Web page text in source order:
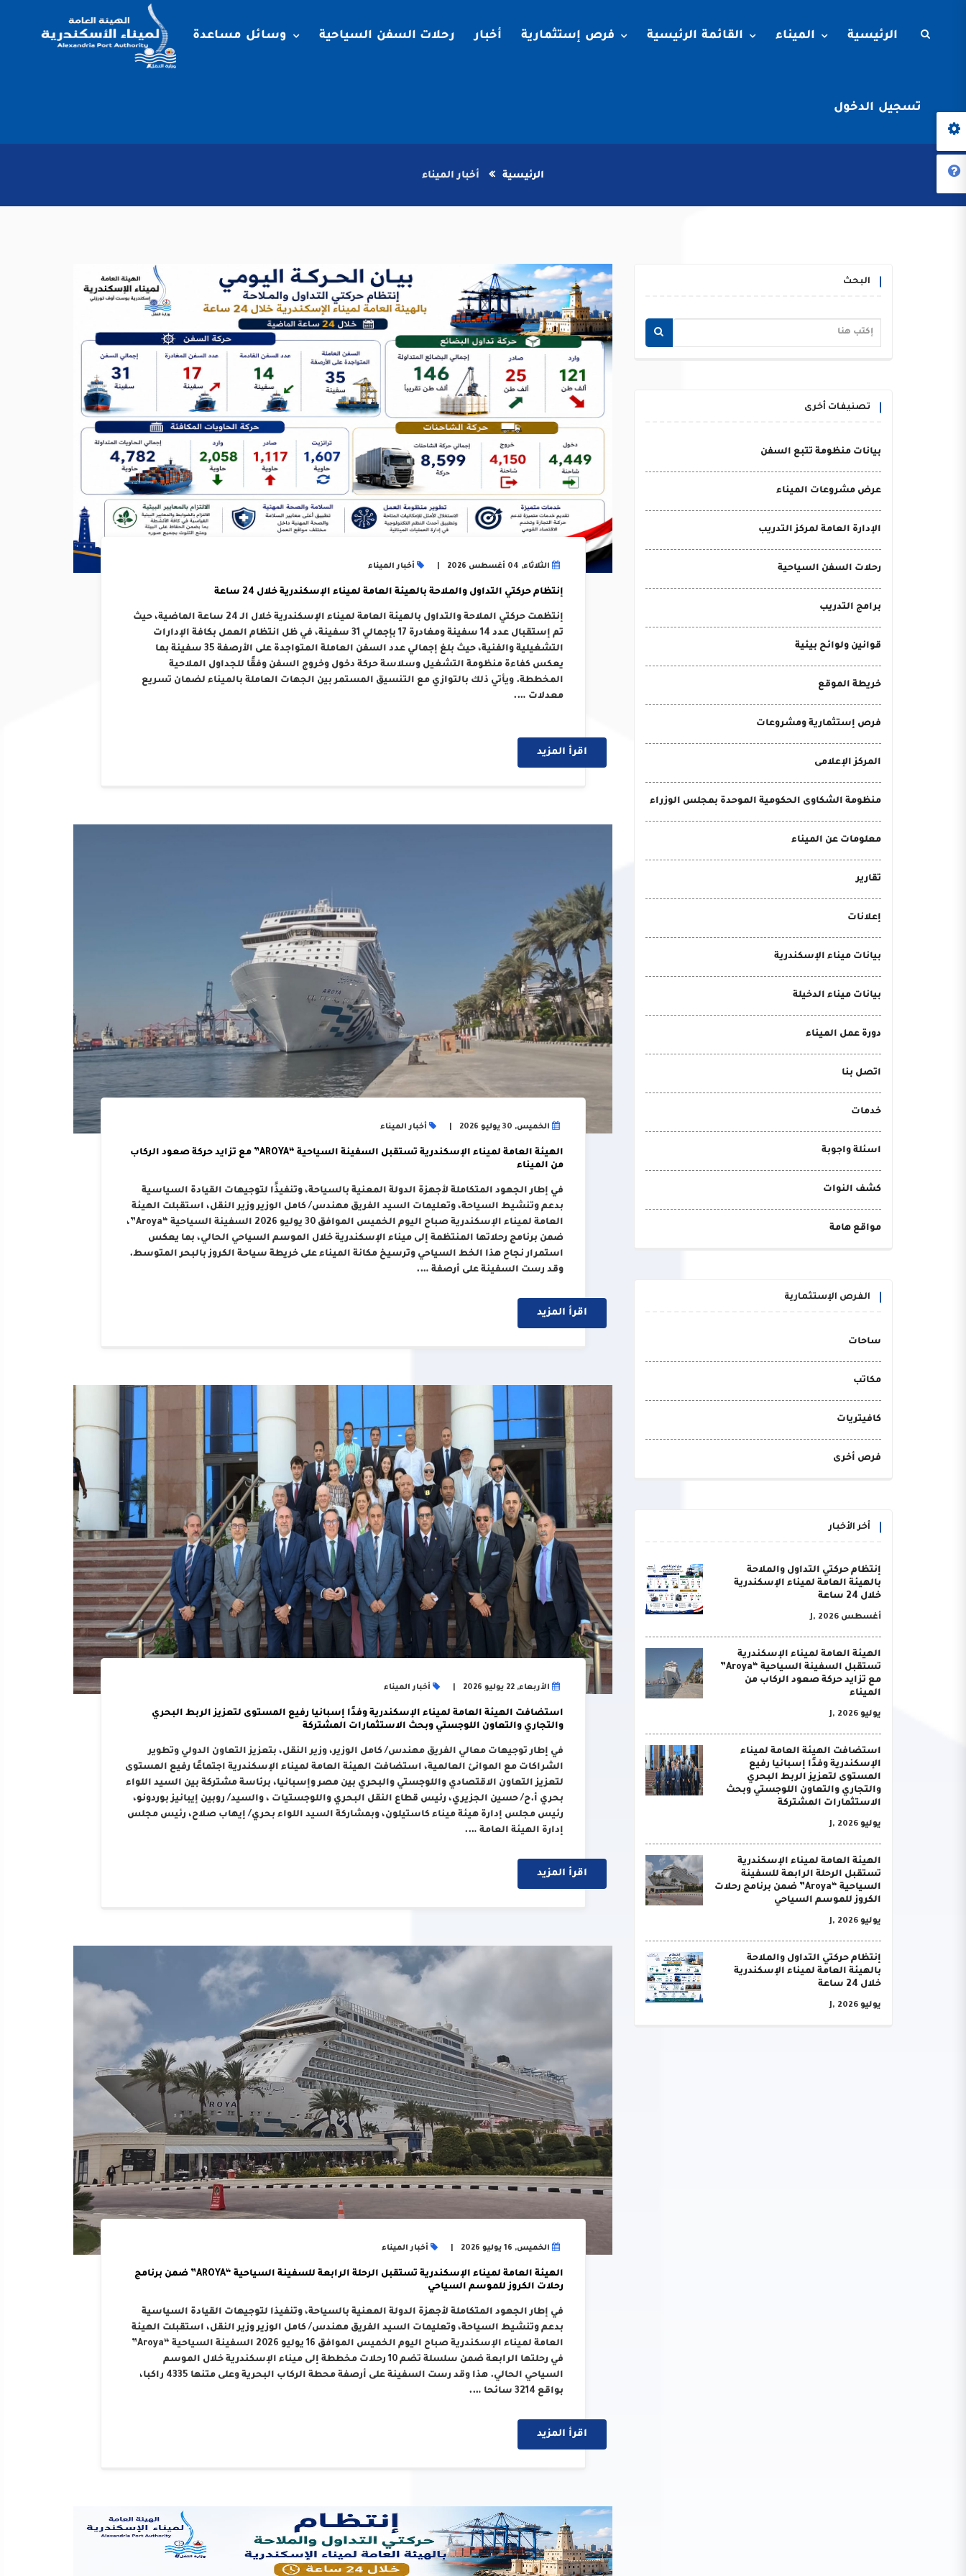
الرئيسية الميناء القائمة الرئيسية فرص إستثمارية أخبار رحلات السفن السياحية وسائل مساعدة
تسجيل الدخول
الرئيسية أخبار الميناء
البحث
تصنيفات أخرى
بيانات منظومة تتبع السفن
عرض مشروعات الميناء
الإدارة العامة لمركز التدريب
رحلات السفن السياحية
برامج التدريب
قوانين ولوائح بيئية
خريطة الموقع
فرص إستثمارية ومشروعات
المركز الإعلامى
منظومة الشكاوى الحكومية الموحدة بمجلس الوزراء
معلومات عن الميناء
تقارير
إعلانات
بيانات ميناء الإسكندرية
بيانات ميناء الدخيلة
دورة عمل الميناء
اتصل بنا
خدمات
اسئلة واجوبة
كشف النوات
مواقع هامة
الفرص الإستثمارية
ساحات
مكاتب
كافيتريات
فرص أخرى
أخر الأخبار
إنتظام حركتي التداول والملاحة
بالهيئة العامة لميناء الإسكندرية
خلال 24 ساعة
أغسطس J, 2026
الهيئة العامة لميناء الإسكندرية
تستقبل السفينة السياحية “Aroya”
مع تزايد حركة صعود الركاب من
الميناء
يوليو J, 2026
استضافت الهيئة العامة لميناء
الإسكندرية وفدًا إسبانيا رفيع
المستوى لتعزيز الربط البحري
والتجاري والتعاون اللوجستي وبحث
الاستثمارات المشتركة
يوليو J, 2026
الهيئة العامة لميناء الإسكندرية
تستقبل الرحلة الرابعة للسفينة
السياحية “Aroya” ضمن برنامج رحلات
الكروز للموسم السياحي
يوليو J, 2026
إنتظام حركتي التداول والملاحة
بالهيئة العامة لميناء الإسكندرية
خلال 24 ساعة
يوليو J, 2026
الثلاثاء, 04 أغسطس 2026 أخبار الميناء
إنتظام حركتي التداول والملاحة بالهيئة العامة لميناء الإسكندرية خلال 24 ساعة
إنتظمت حركتي الملاحة والتداول بالهيئة العامة لميناء الإسكندرية خلال الـ 24 ساعة الماضية، حيث
تم إستقبال عدد 14 سفينة ومغادرة 17 بإجمالي 31 سفينة، في ظل انتظام العمل بكافة الإدارات
التشغيلية والفنية، حيث بلغ إجمالي عدد السفن العاملة المتواجدة على الأرصفة 35 سفينة بما
يعكس كفاءة منظومة التشغيل وسلاسة حركة دخول وخروج السفن وفقًا للجداول الملاحية
المخططة. ويأتي ذلك بالتوازي مع التنسيق المستمر بين الجهات العاملة بالميناء لضمان تسريع
معدلات ….
اقرأ المزيد
الخميس, 30 يوليو 2026 أخبار الميناء
الهيئة العامة لميناء الإسكندرية تستقبل السفينة السياحية “AROYA” مع تزايد حركة صعود الركاب
من الميناء
في إطار الجهود المتكاملة لأجهزة الدولة المعنية بالسياحة، وتنفيذًا لتوجيهات القيادة السياسية
بدعم وتنشيط السياحة، وتعليمات السيد الفريق مهندس/ كامل الوزير وزير النقل، استقبلت الهيئة
العامة لميناء الإسكندرية صباح اليوم الخميس الموافق 30 يوليو 2026 السفينة السياحية “Aroya”،
ضمن برنامج رحلاتها المنتظمة إلى ميناء الإسكندرية خلال الموسم السياحي الحالي، بما يعكس
استمرار نجاح هذا الخط السياحي وترسيخ مكانة الميناء على خريطة سياحة الكروز بالبحر المتوسط.
وقد رست السفينة على أرصفة ….
اقرأ المزيد
الأربعاء, 22 يوليو 2026 أخبار الميناء
استضافت الهيئة العامة لميناء الإسكندرية وفدًا إسبانيا رفيع المستوى لتعزيز الربط البحري
والتجاري والتعاون اللوجستي وبحث الاستثمارات المشتركة
في إطار توجيهات معالي الفريق مهندس/ كامل الوزير، وزير النقل، بتعزيز التعاون الدولي وتطوير
الشراكات مع الموانئ العالمية، استضافت الهيئة العامة لميناء الإسكندرية اجتماعًا رفيع المستوى
لتعزيز التعاون الاقتصادي واللوجستي والبحري بين مصر وإسبانيا، برئاسة مشتركة بين السيد اللواء
بحري أ.ح/ حسين الجزيري، رئيس قطاع النقل البحري واللوجستيات ، والسيد/ روبين إيبانيز بوردونو،
رئيس مجلس إدارة هيئة ميناء كاستيلون، وبمشاركة السيد اللواء بحري/ إيهاب صلاح، رئيس مجلس
إدارة الهيئة العامة ….
اقرأ المزيد
الخميس, 16 يوليو 2026 أخبار الميناء
الهيئة العامة لميناء الإسكندرية تستقبل الرحلة الرابعة للسفينة السياحية “AROYA” ضمن برنامج
رحلات الكروز للموسم السياحي
في إطار الجهود المتكاملة لأجهزة الدولة المعنية بالسياحة، وتنفيذا لتوجيهات القيادة السياسية
بدعم وتنشيط السياحة، وتعليمات السيد الفريق مهندس/ كامل الوزير وزير النقل، استقبلت الهيئة
العامة لميناء الإسكندرية صباح اليوم الخميس الموافق 16 يوليو 2026 السفينة السياحية “Aroya”
في رحلتها الرابعة ضمن سلسلة تضم 10 رحلات مخططة إلى ميناء الإسكندرية خلال الموسم
السياحي الحالي. هذا وقد رست السفينة على أرصفة محطة الركاب البحرية وعلى متنها 4335 راكبا،
بواقع 3214 سائحا ….
اقرأ المزيد